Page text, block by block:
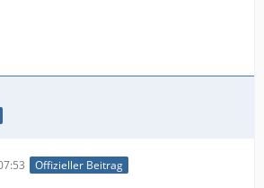
Offizieller Beitrag